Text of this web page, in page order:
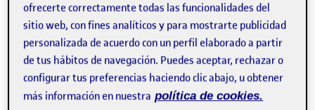
PEC2 > Dibujar para
explicar
ofrecerte correctamente todas las funcionalidades del
sitio web, con fines analíticos y para mostrarte publicidad
personalizada de acuerdo con un perfil elaborado a partir
de tus hábitos de navegación. Puedes aceptar, rechazar o
configurar tus preferencias haciendo clic abajo, u obtener
más información en nuestra política de cookies.